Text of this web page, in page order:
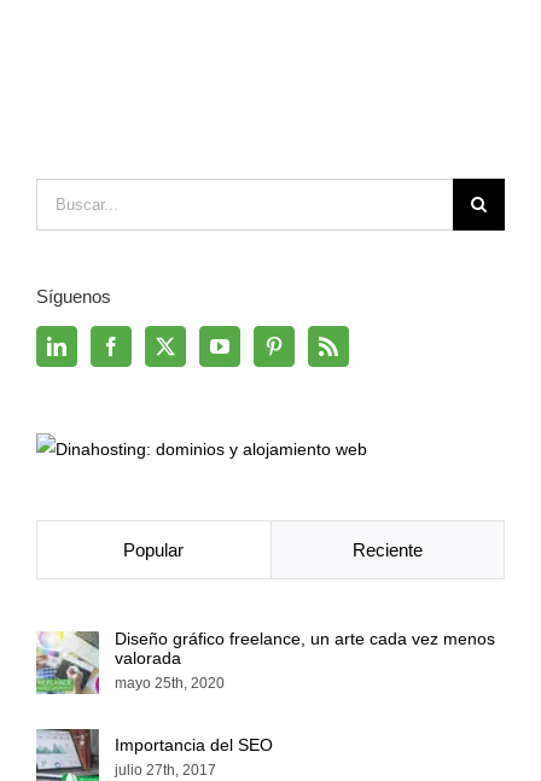
Síguenos
Popular Reciente
Diseño gráfico freelance, un arte cada vez menos
valorada
mayo 25th, 2020
Importancia del SEO
julio 27th, 2017